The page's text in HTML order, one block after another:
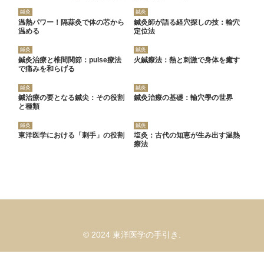
鍼灸
温熱パワー！隔蒜灸で体の芯から
温める
鍼灸
鍼灸師が語る経穴探しの技：輸穴
定位法
鍼灸
鍼灸治療と椎間関節：pulse療法
で痛みを和らげる
鍼灸
火鍼療法：熱と刺激で身体を癒す
鍼灸
鍼治療の要となる鍼尖：その役割
と種類
鍼灸
鍼灸治療の基礎：輸穴學の世界
鍼灸
東洋医学における「刺手」の役割
鍼灸
塩灸：古代の知恵が生み出す温熱
療法
© 2024 東洋医学の手引き.